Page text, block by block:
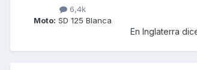
6,4k
Moto: SD 125 Blanca
En Inglaterra